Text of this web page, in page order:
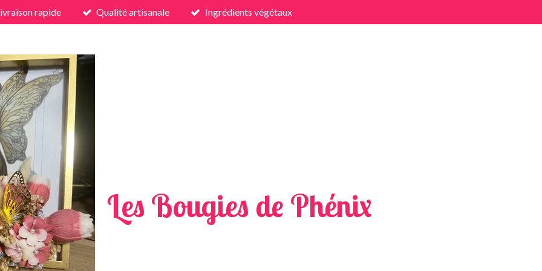
rapide Qualité artisanale Ingrédients végétaux
Les Bougies de Phénix